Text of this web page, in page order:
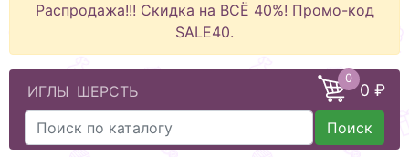
Распродажа!!! Скидка на ВСЁ 40%! Промо-код
SALE40.
ИГЛЫ ШЕРСТЬ
0
0 ₽
Поиск